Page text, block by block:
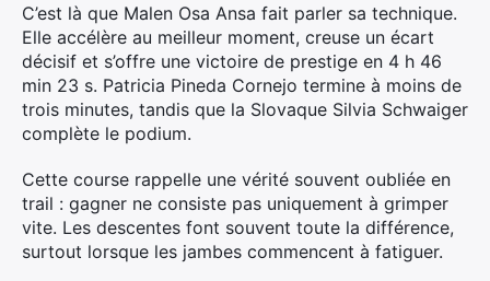
C’est là que Malen Osa Ansa fait parler sa technique.
Elle accélère au meilleur moment, creuse un écart
décisif et s’offre une victoire de prestige en 4 h 46
min 23 s. Patricia Pineda Cornejo termine à moins de
trois minutes, tandis que la Slovaque Silvia Schwaiger
complète le podium.
Cette course rappelle une vérité souvent oubliée en
trail : gagner ne consiste pas uniquement à grimper
vite. Les descentes font souvent toute la différence,
surtout lorsque les jambes commencent à fatiguer.